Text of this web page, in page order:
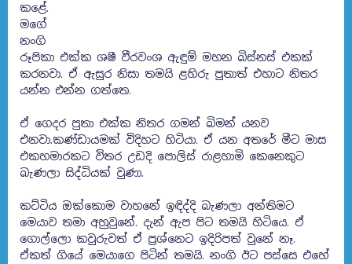
කළේ.
මගේ
නංගි
රූපිකා එක්ක ශෂී වීරවංශ ඇඳුම් මහන බිස්නස් එකක්
කරනවා. ඒ ඇසුර නිසා තමයි ළහිරු පුතාත් එහාට නිතර
යන්න එන්න ගත්තෙ.
ඒ ගෙදර පුතා එක්ක නිතර ගමන් බිමන් යනව
එනවා.කණ්ඩායමක් විදිහට හිටියා. ඒ යන අතරේ මීට මාස
එකහමාරකට විතර උඩදි පොලිස් රාළහාමි කෙනෙකුට
බැණලා සිද්ධියක් වුණා.
කට්ටිය ඔක්කොම වාහනේ ඉඳිද්දි බැණලා අන්තිමට
මෙයාව තමා අහුවුනේ. දැන් ඇප පිට තමයි හිටියෙ. ඒ
ගොල්ලො කවුරුවත් ඒ ප‍්‍රශ්නෙට ඉදිරිපත් වුනේ නෑ.
ඒකත් ගියේ මෙයාගෙ පිටින් තමයි. නංගි ඊට පස්සෙ එහේ